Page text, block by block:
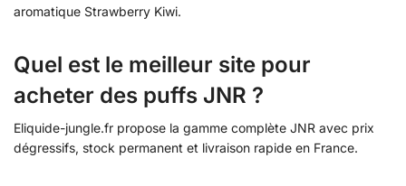
aromatique Strawberry Kiwi.
Quel est le meilleur site pour
acheter des puffs JNR ?
Eliquide-jungle.fr propose la gamme complète JNR avec prix
dégressifs, stock permanent et livraison rapide en France.